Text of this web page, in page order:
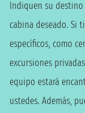
Indiquen su
cabina deseado. Si
específicos, como
excursiones
equipo estará
ustedes. Además,